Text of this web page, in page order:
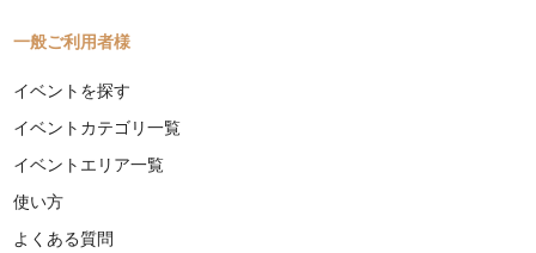
一般ご利用者様
イベントを探す
イベントカテゴリ一覧
イベントエリア一覧
使い方
よくある質問